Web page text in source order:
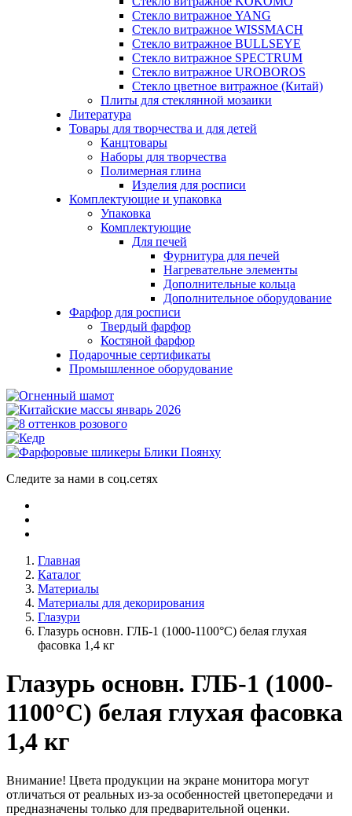
Стекло витражное YANG
Стекло витражное WISSMACH
Стекло витражное BULLSEYE
Стекло витражное SPECTRUM
Стекло витражное UROBOROS
Стекло цветное витражное (Китай)
Плиты для стеклянной мозаики
Литература
Товары для творчества и для детей
Канцтовары
Наборы для творчества
Полимерная глина
Изделия для росписи
Комплектующие и упаковка
Упаковка
Комплектующие
Для печей
Фурнитура для печей
Нагревательне элементы
Дополнительные кольца
Дополнительное оборудование
Фарфор для росписи
Твердый фарфор
Костяной фарфор
Подарочные сертификаты
Промышленное оборудование
Следите за нами в соц.сетях
Главная
Каталог
Материалы
Материалы для декорирования
Глазури
Глазурь основн. ГЛБ-1 (1000-1100°С) белая глухая
фасовка 1,4 кг
Глазурь основн. ГЛБ-1 (1000-
1100°С) белая глухая фасовка
1,4 кг
Внимание! Цвета продукции на экране монитора могут
отличаться от реальных из-за особенностей цветопередачи и
предназначены только для предварительной оценки.